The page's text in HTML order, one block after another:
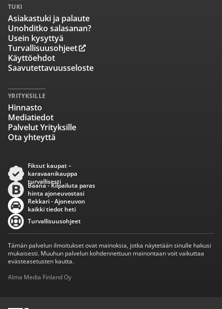
TUKI
Asiakastuki ja palaute
Unohditko salasanan?
Usein kysyttyä
Turvallisuusohjeet
Käyttöehdot
Saavutettavuusseloste
YRITYKSILLE
Hinnasto
Mediatiedot
Palvelut Yrityksille
Ota yhteyttä
Fiksut kaupat –
karavaanikauppa
turvallisesti
Baana - Kilpailuta paras
hinta ajoneuvostasi
Rekkari - Ajoneuvon
kaikki tiedot heti
Turvallisuusohjeet
Tämän palvelun ilmoitukset ovat mainoksia, jotka näytetään sinulle hakusi
mukaisesti. Muuhun palvelun kohdennettuun mainontaan voit vaikuttaa
evästeasetusten kautta.
Alma Media Finland Oy